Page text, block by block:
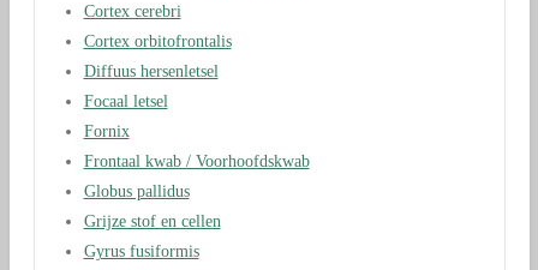
Cortex cerebri
Cortex orbitofrontalis
Diffuus hersenletsel
Focaal letsel
Fornix
Frontaal kwab / Voorhoofdskwab
Globus pallidus
Grijze stof en cellen
Gyrus fusiformis